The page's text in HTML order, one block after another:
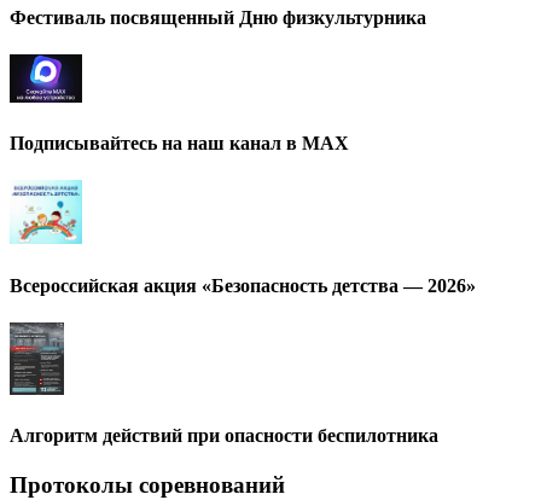
Фестиваль посвященный Дню физкультурника
Подписывайтесь на наш канал в МАХ
Всероссийская акция «Безопасность детства — 2026»
Алгоритм действий при опасности беспилотника
Протоколы соревнований